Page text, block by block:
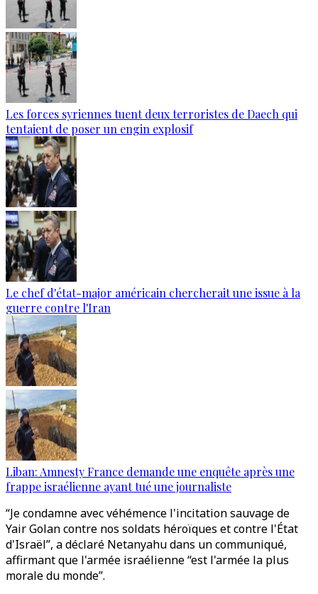
Les forces syriennes tuent deux terroristes de Daech qui
tentaient de poser un engin explosif
Le chef d'état-major américain chercherait une issue à la
guerre contre l'Iran
Liban: Amnesty France demande une enquête après une
frappe israélienne ayant tué une journaliste
“Je condamne avec véhémence l'incitation sauvage de
Yair Golan contre nos soldats héroïques et contre l'État
d'Israël”, a déclaré Netanyahu dans un communiqué,
affirmant que l'armée israélienne “est l'armée la plus
morale du monde”.